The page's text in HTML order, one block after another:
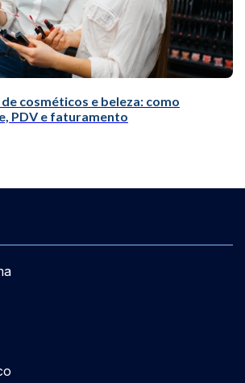
cosméticos e beleza: como
PDV e faturamento